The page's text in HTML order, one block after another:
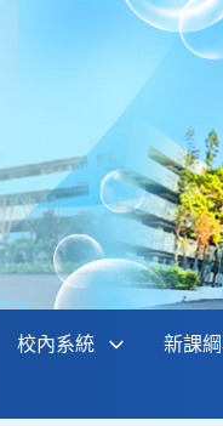
校內系統 新課